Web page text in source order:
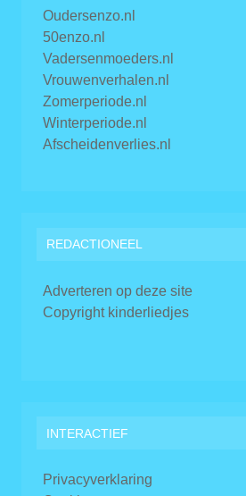
Oudersenzo.nl
50enzo.nl
Vadersenmoeders.nl
Vrouwenverhalen.nl
Zomerperiode.nl
Winterperiode.nl
Afscheidenverlies.nl
REDACTIONEEL
Adverteren op deze site
Copyright kinderliedjes
INTERACTIEF
Privacyverklaring